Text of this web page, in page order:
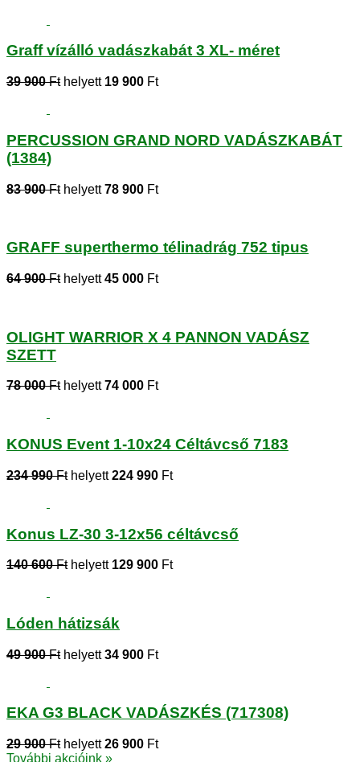
Graff vízálló vadászkabát 3 XL- méret
39 900 Fthelyett 19 900 Ft
PERCUSSION GRAND NORD VADÁSZKABÁT
(1384)
83 900 Fthelyett78 900 Ft
GRAFF superthermo télinadrág 752 tipus
64 900 Fthelyett45 000 Ft
OLIGHT WARRIOR X 4 PANNON VADÁSZ
SZETT
78 000 Fthelyett74 000 Ft
KONUS Event 1-10x24 Céltávcső 7183
234 990 Fthelyett224 990 Ft
Konus LZ-30 3-12x56 céltávcső
140 600 Fthelyett 129 900 Ft
Lóden hátizsák
49 900 Fthelyett34 900 Ft
EKA G3 BLACK VADÁSZKÉS (717308)
29 900 Fthelyett26 900 Ft
További akcióink »